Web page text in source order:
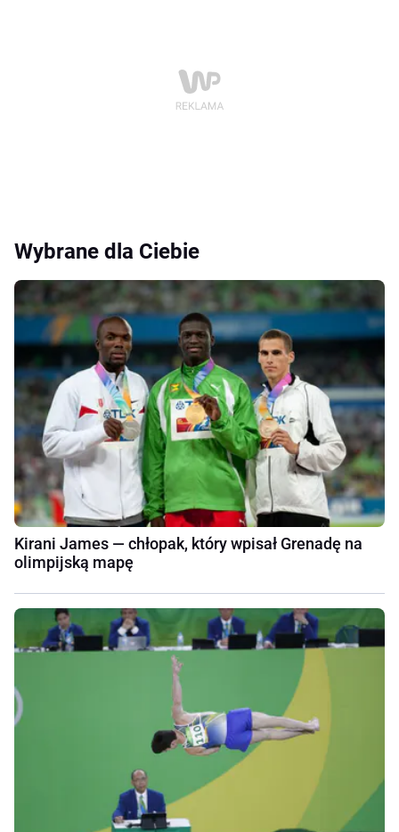
Wybrane dla Ciebie
Kirani James — chłopak, który wpisał Grenadę na
olimpijską mapę